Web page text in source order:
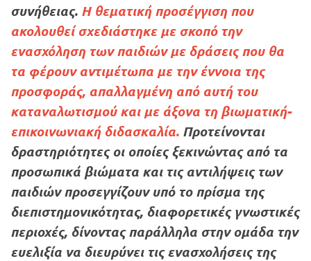
συνήθειας. Η θεματική προσέγγιση που
ακολουθεί σχεδιάστηκε με σκοπό την
ενασχόληση των παιδιών με δράσεις που θα
τα φέρουν αντιμέτωπα με την έννοια της
προσφοράς, απαλλαγμένη από αυτή του
καταναλωτισμού και με άξονα τη βιωματική-
επικοινωνιακή διδασκαλία. Προτείνονται
δραστηριότητες οι οποίες ξεκινώντας από τα
προσωπικά βιώματα και τις αντιλήψεις των
παιδιών προσεγγίζουν υπό το πρίσμα της
διεπιστημονικότητας, διαφορετικές γνωστικές
περιοχές, δίνοντας παράλληλα στην ομάδα την
ευελιξία να διευρύνει τις ενασχολήσεις της